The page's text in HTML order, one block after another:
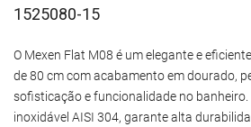
1525080-15
O Mexen Flat M08 é um elegante e
de 80 cm com acabamento em dourado,
sofisticação e funcionalidade no
inoxidável AISI 304, garante alta